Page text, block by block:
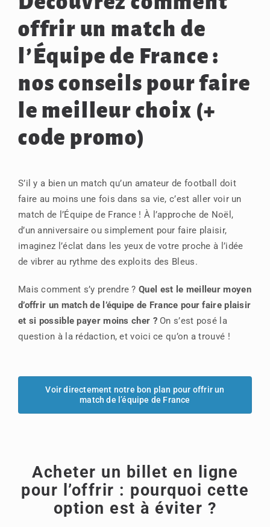
offrir un match de
l’Équipe de France :
nos conseils pour faire
le meilleur choix (+
code promo)
S’il y a bien un match qu’un amateur de football doit
faire au moins une fois dans sa vie, c’est aller voir un
match de l’Équipe de France ! À l’approche de Noël,
d’un anniversaire ou simplement pour faire plaisir,
imaginez l’éclat dans les yeux de votre proche à l’idée
de vibrer au rythme des exploits des Bleus.
Mais comment s’y prendre ?Quel est le meilleur moyen
d’offrir un match de l’équipe de France pour faire plaisir
et si possible payer moins cher ?On s’est posé la
question à la rédaction, et voici ce qu’on a trouvé !
Voir directement notre bon plan pour offrir un
match de l’équipe de France
Acheter un billet en ligne
pour l’offrir : pourquoi cette
option est à éviter ?